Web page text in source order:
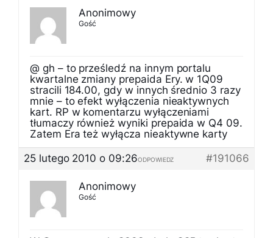
Anonimowy
Gość
@ gh – to prześledź na innym portalu
kwartalne zmiany prepaida Ery. w 1Q09
stracili 184.00, gdy w innych średnio 3 razy
mnie – to efekt wyłączenia nieaktywnych
kart. RP w komentarzu wyłączeniami
tłumaczy również wyniki prepaida w Q4 09.
Zatem Era też wyłącza nieaktywne karty
25 lutego 2010 o 09:26
#191066
ODPOWIEDZ
Anonimowy
Gość